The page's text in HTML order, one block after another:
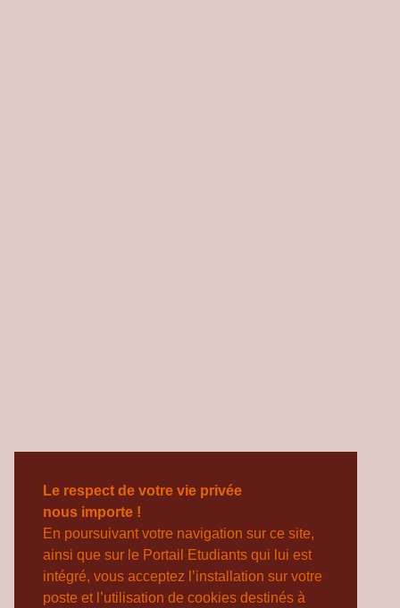
Le respect de votre vie privée
nous importe !
En poursuivant votre navigation sur ce site,
ainsi que sur le Portail Etudiants qui lui est
intégré, vous acceptez l’installation sur votre
poste et l’utilisation de cookies destinés à